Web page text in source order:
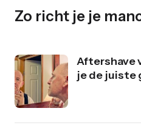
Zo richt je je
Aftershave
je de juiste